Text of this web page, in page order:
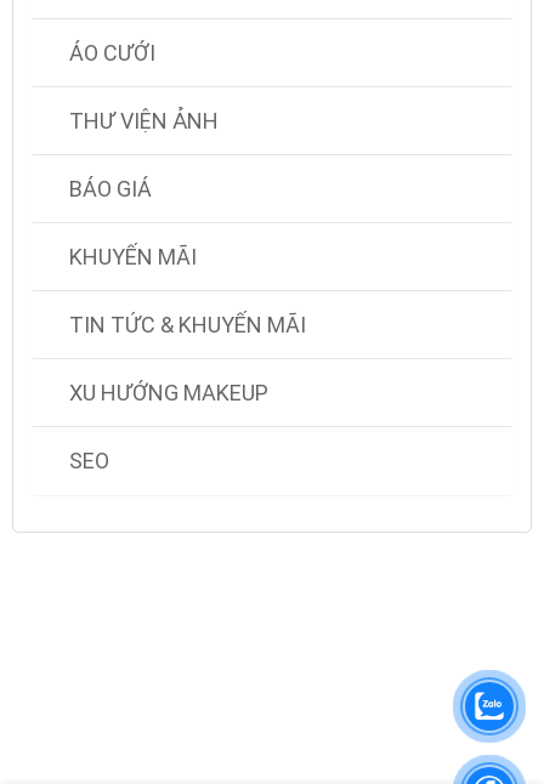
ÁO CƯỚI
THƯ VIỆN ẢNH
BÁO GIÁ
KHUYẾN MÃI
TIN TỨC & KHUYẾN MÃI
XU HƯỚNG MAKEUP
SEO